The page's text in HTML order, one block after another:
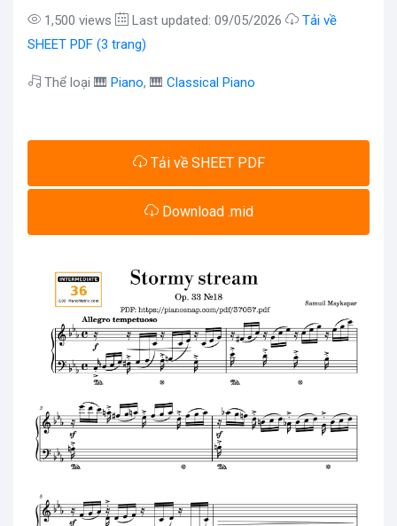
1,500 views Last updated: 09/05/2026
Tải về
SHEET PDF (3 trang)
Thể loại 🎹 Piano, 🎹 Classical Piano
Tải về SHEET PDF
Download .mid